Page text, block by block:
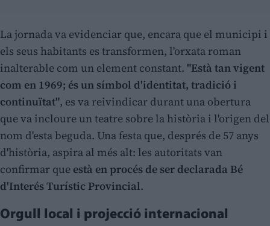
La jornada va evidenciar que, encara que el municipi i
els seus habitants es transformen, l'orxata roman
inalterable com un element constant. "Està tan vigent
com en 1969; és un símbol d'identitat, tradició i
continuïtat", es va reivindicar durant una obertura
que va incloure un teatre sobre la història i l'origen del
nom d'esta beguda. Una festa que, després de 57 anys
d'història, aspira al més alt: les autoritats van
confirmar que està en procés de ser declarada Bé
d'Interés Turístic Provincial.
Orgull local i projecció internacional